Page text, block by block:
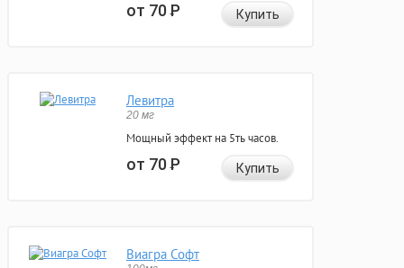
от 70Р Купить
Левитра
20 мг
Мощный эффект на 5ть часов.
от 70Р Купить
Виагра Софт